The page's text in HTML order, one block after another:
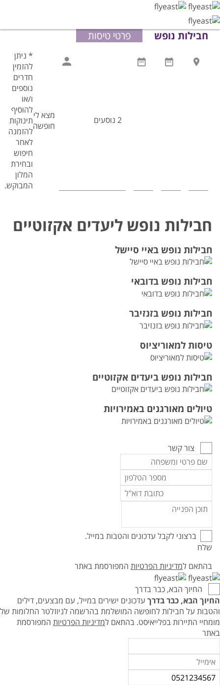
חבילות נופש פרטי טיסות
הצג רשימת יעדים לבחירה
מצא לי
חופשה
* ניתן
להזמין
חדרים
נוספים
ו/או
להוסיף
תינוקות
להזמנה
לאחר
חיפוש
ובחירת
המלון
המבוקש.
חבילות נופש ליעדים אקזוטיים
חבילות נופש באיי סיישל
חבילות נופש בדובאי
חבילות נופש בזנזיבר
טיסות למאוריציוס
חבילות נופש ביעדים אקזוטיים
טיולים מאורגנים באמירויות
צור קשר
ברצוני לקבל עדכונים והטבות במייל.
שלח
בהתאם למדיניות הפרטיות המפורסמת באתר
החיוך הבא, כבר בדרך
החיוך הבא, כבר בדרך עדכונים ישירים במייל, עם מבצעים, דילים
והטבות על חבילות לחופשה המושלמת בהרשמה לניוזלטר החלומות של
מומחיי התיירות בפלייאיסט. בהתאם למדיניות הפרטיות המפורסמת
באתר